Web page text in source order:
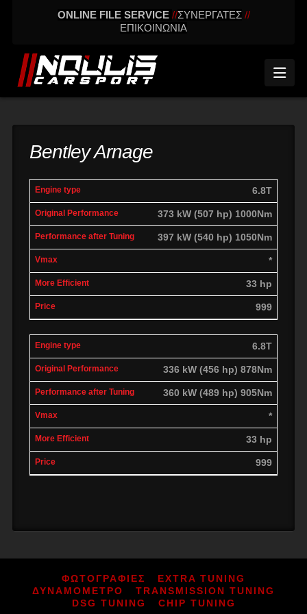
ONLINE FILE SERVICE //ΣΥΝΕΡΓΑΤΕΣ //
ΕΠΙΚΟΙΝΩΝΙΑ
Bentley Arnage
engine
type
performance
after tuning
Vmax
6.8T
373 kW (507 hp) 1000Nm
397 kW (540 hp) 1050Nm
*
33 hp
999
6.8T
336 kW (456 hp) 878Nm
360 kW (489 hp) 905Nm
*
33 hp
999
ΦΩΤΟΓΡΑΦΙΕΣ
EXTRA TUNING
ΔΥΝΑΜΟΜΕΤΡΟ
TRANSMISSION TUNING
DSG TUNING
CHIP TUNING